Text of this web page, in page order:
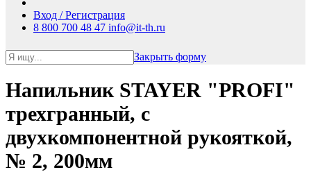
Вход / Регистрация
8 800 700 48 47 info@it-th.ru
Закрыть форму
Напильник STAYER "PROFI"
трехгранный, с
двухкомпонентной рукояткой,
№ 2, 200мм